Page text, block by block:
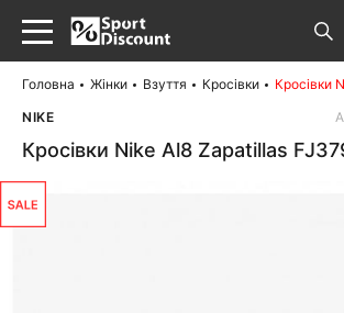
Головна Жінки Взуття Кросівки
Кросівки
NIKE
Кросівки Nike Al8 Zapatillas